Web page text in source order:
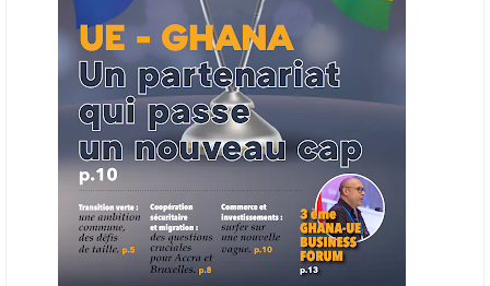
06/06/26 AFRICA FINANCE CORPORATION
Cette semaine, Africa Finance Corporation (AFC) a annoncé avoir
bouclé un prêt syndiqué de 2 milliards de dollars, la plus importante
levée de son histoire. Initialement calibrée à 1,6 milliard, l'opération a
été relevée de 400 millions face à l'afflux des souscriptions de
banques internationales. Plus du tiers des fonds proviennent
d'institutions financières asiatiques, à parts égales avec l'Europe.
L'Asie-Pacifique et l'Europe pèsent chacune 35 % du tour de table,
devant le Moyen-Orient (25 %) et l'Afrique (5 %), selon le communiqué
de l'institution panafricaine, qui compte 48 pays membres.
ECHANGES AFRIQUE - UE